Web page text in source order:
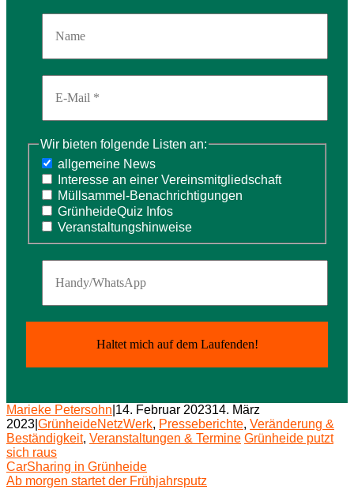
Wir bieten folgende Listen an:
allgemeine News
Interesse an einer Vereinsmitgliedschaft
Müllsammel-Benachrichtigungen
GrünheideQuiz Infos
Veranstaltungshinweise
Marieke Petersohn 14. Februar 202314. März
2023 GrünheideNetzWerk, Presseberichte, Veränderung &
Beständigkeit, Veranstaltungen & Termine Grünheide putzt
sich raus
Beitragsnavigation
CarSharing in Grünheide
Ab morgen startet der Frühjahrsputz